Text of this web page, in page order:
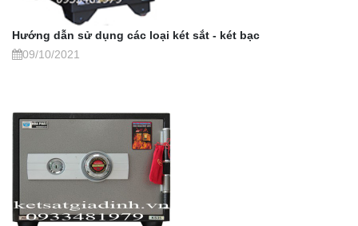
Hướng dẫn sử dụng các loại két sắt - két bạc
09/10/2021